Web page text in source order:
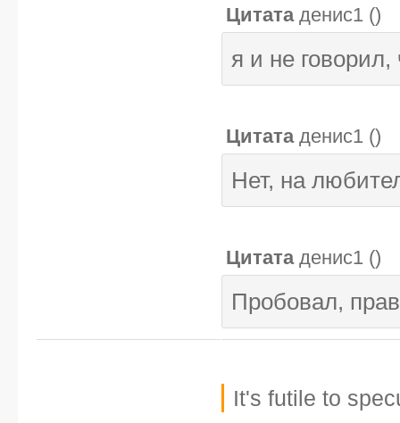
Цитата денис1 ()
я и не говорил,
Цитата денис1 ()
Нет, на
Цитата денис1 ()
Пробовал,
It's futile to